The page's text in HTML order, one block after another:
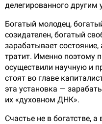
делегированного другим
Богатый молодец,
созидателен, богатый
зарабатывает состояние,
тратит. Именно поэтому
осуществили научную и
стоят во главе
эта установка —
их «духовном ДНК».
Счастье не в богатстве,